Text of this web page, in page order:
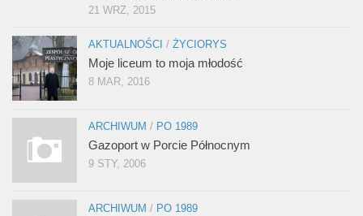
21 WRZ, 2015
AKTUALNOŚCI / ŻYCIORYS
Moje liceum to moja młodość
8 MAR, 2016
ARCHIWUM / PO 1989
Gazoport w Porcie Północnym
9 STY, 2006
ARCHIWUM / PO 1989